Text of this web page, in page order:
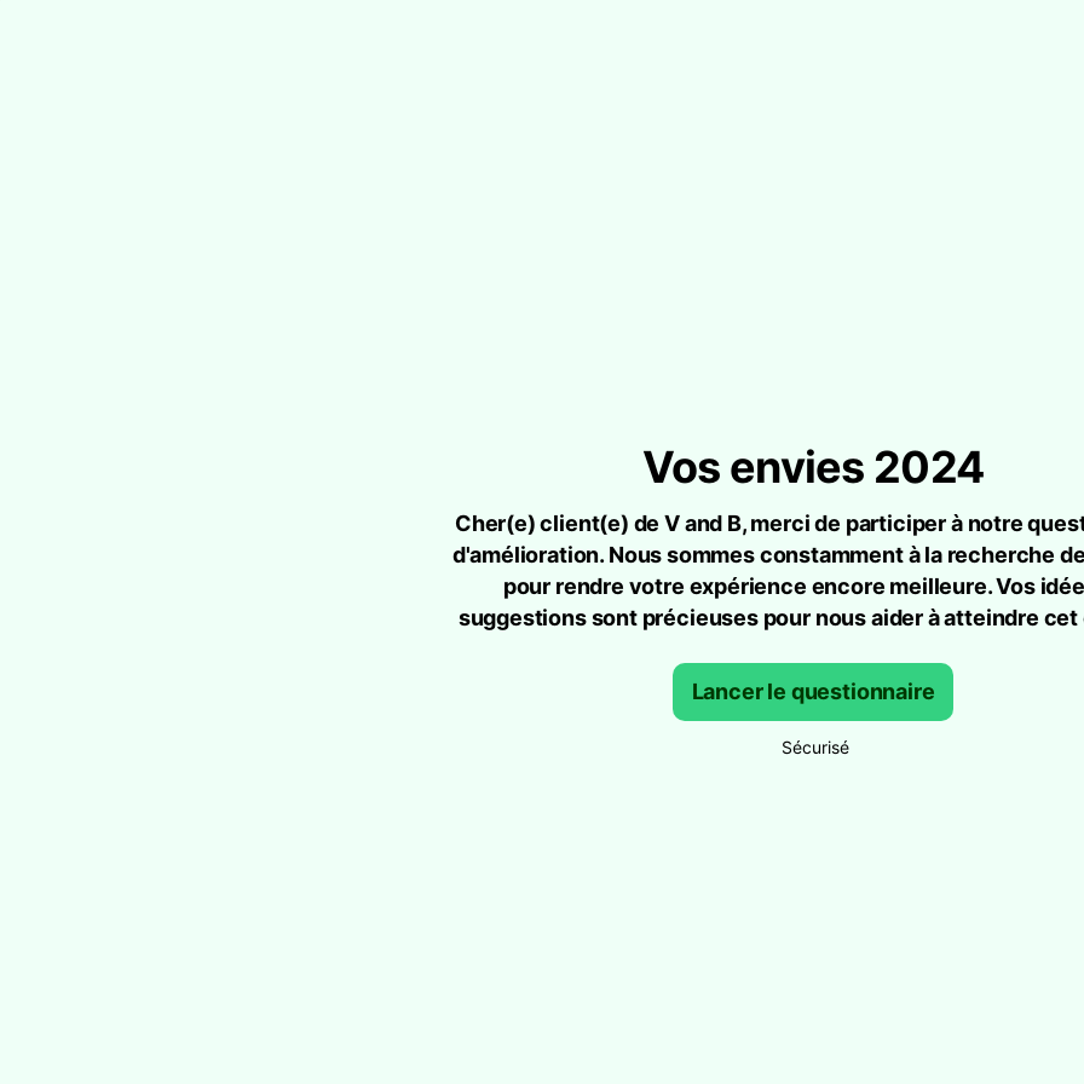
Vos envies 2024
Cher(e) client(e) de V and B, merci de participer à notre
d'amélioration. Nous sommes constamment à la recherche
pour rendre votre expérience encore meilleure. Vos
suggestions sont précieuses pour nous aider à atteindre
Lancer le questionnaire
Sécurisé